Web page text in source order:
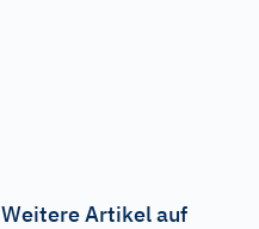
Weitere Artikel auf